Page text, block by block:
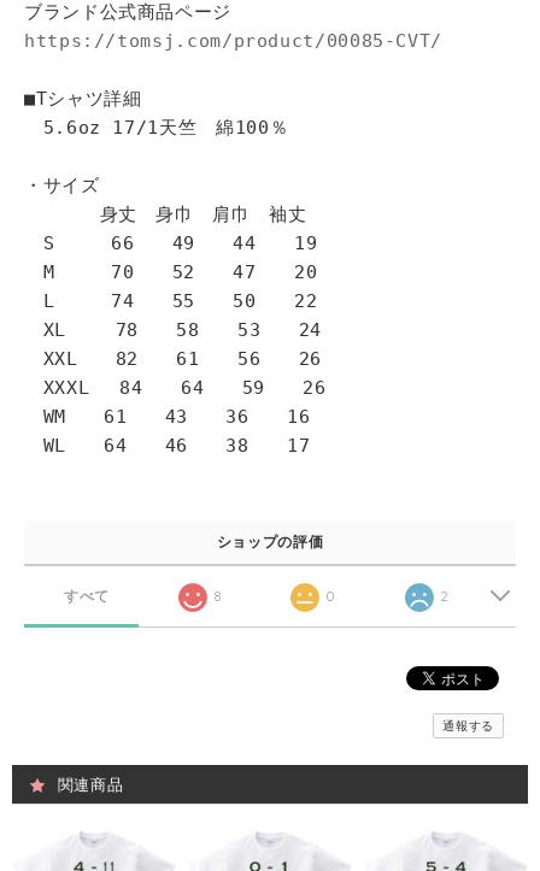
ブランド公式商品ページ
https://tomsj.com/product/00085-CVT/
■Tシャツ詳細
5.6oz 17/1天竺 綿100％
・サイズ
身丈 身巾 肩巾 袖丈
S 66 49 44 19
M 70 52 47 20
L 74 55 50 22
XL 78 58 53 24
XXL 82 61 56 26
XXXL 84 64 59 26
WM 61 43 36 16
WL 64 46 38 17
ショップの評価
すべて 8 0 2
通報する
関連商品